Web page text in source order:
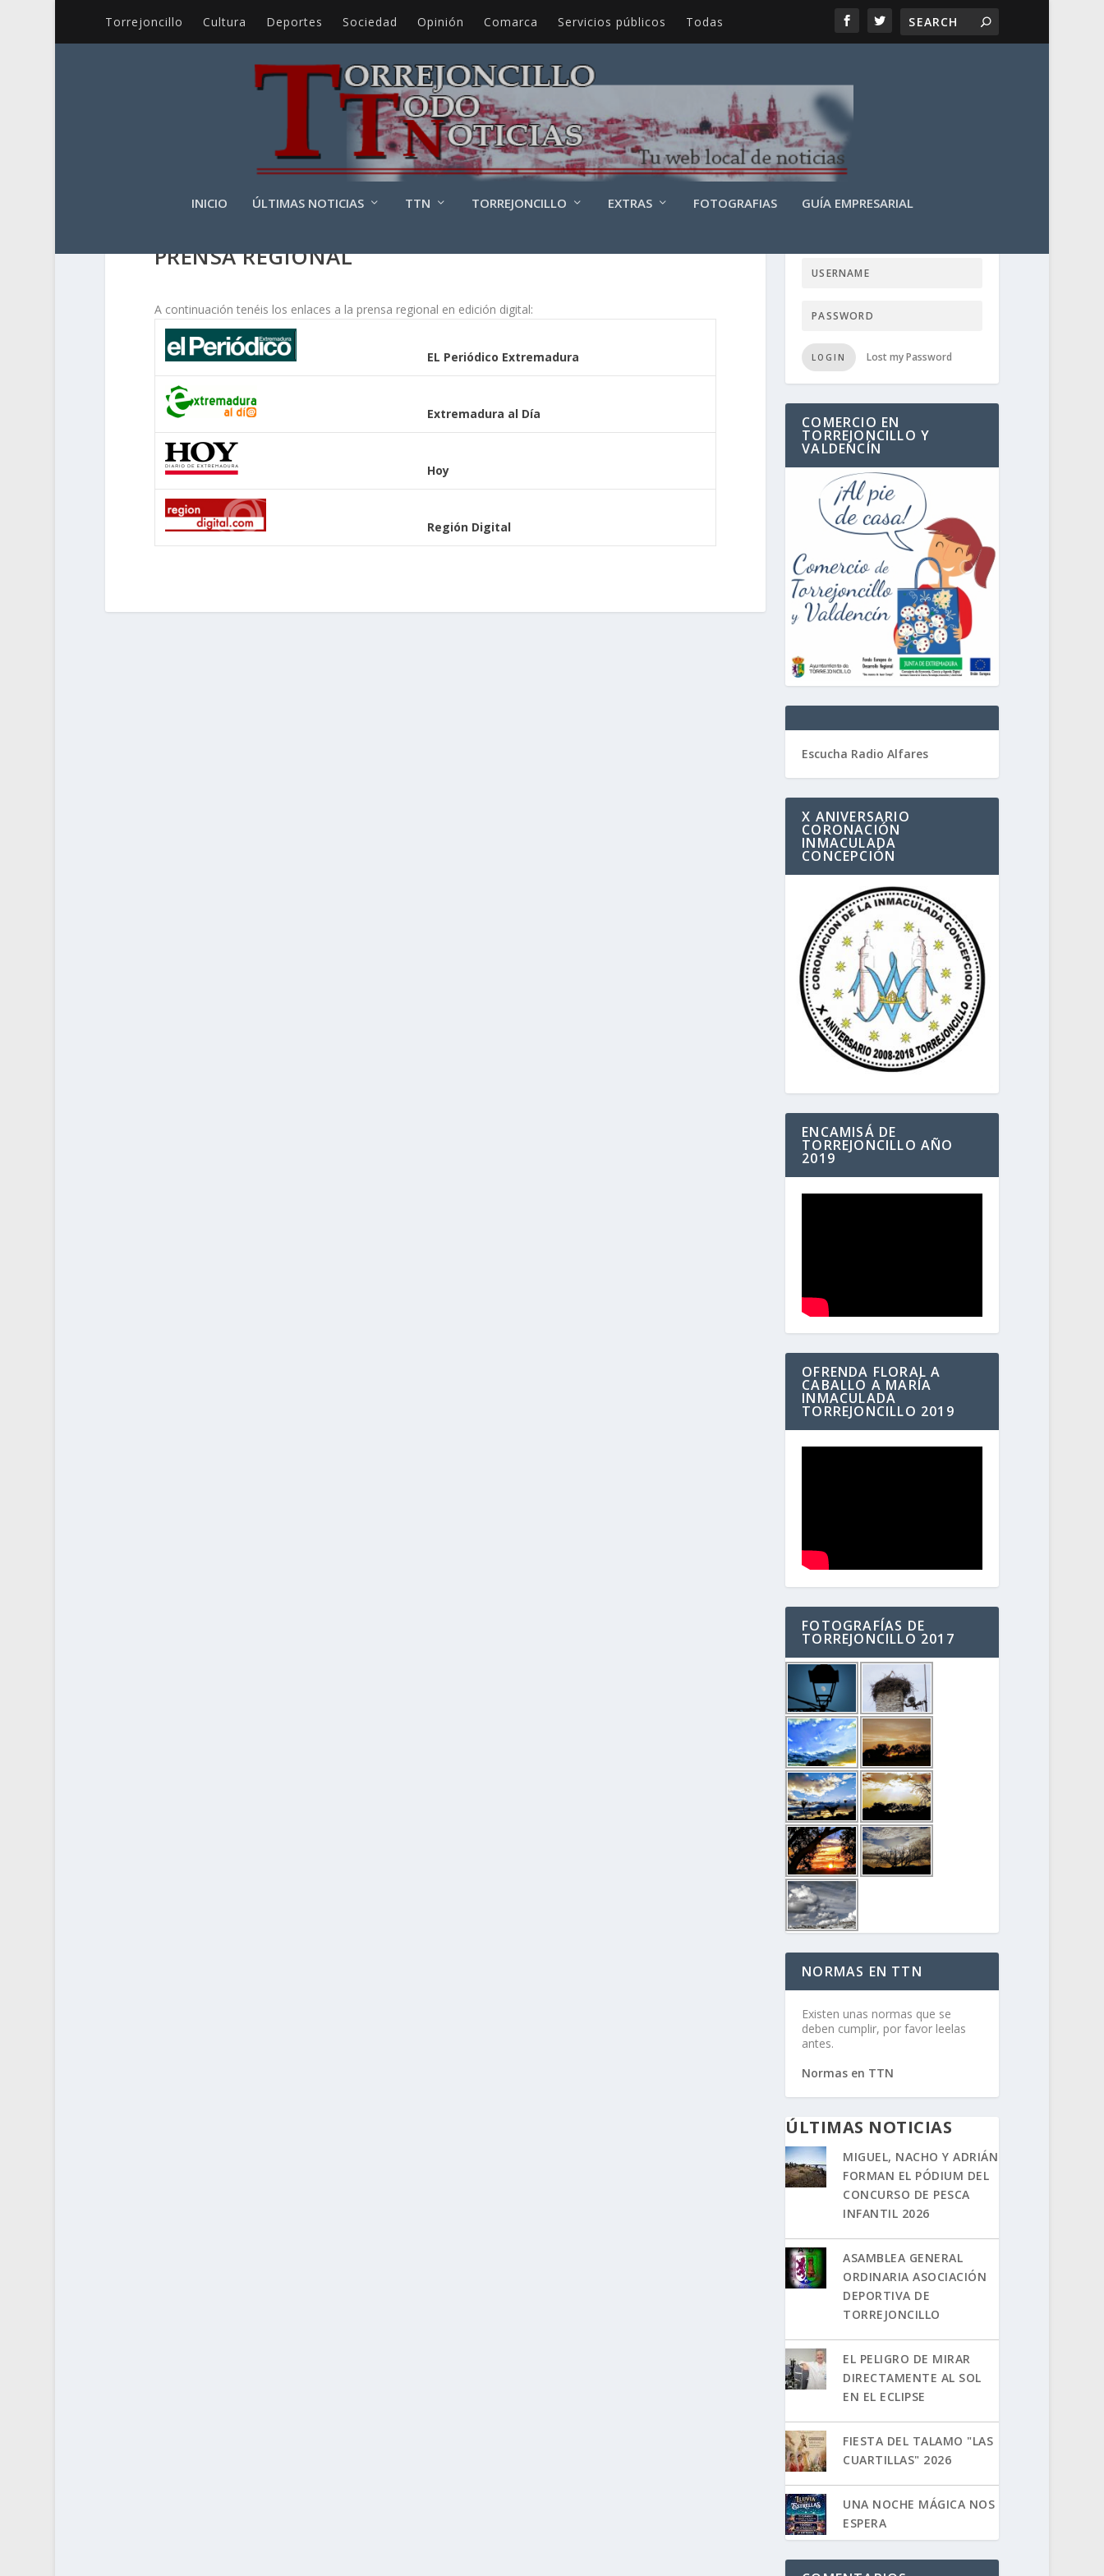
Torrejoncillo Cultura Deportes Sociedad Opinión Comarca Servicios públicos Todas
INICIO ÚLTIMAS NOTICIAS TTN TORREJONCILLO EXTRAS FOTOGRAFIAS GUÍA EMPRESARIAL
PRENSA REGIONAL
A continuación tenéis los enlaces a la prensa regional en edición digital:
EL Periódico Extremadura
Extremadura al Día
Hoy
Región Digital
LOGIN Lost my Password
COMERCIO EN
TORREJONCILLO Y
VALDENCÍN
Escucha Radio Alfares
X ANIVERSARIO
CORONACIÓN
INMACULADA
CONCEPCIÓN
ENCAMISÁ DE
TORREJONCILLO AÑO
2019
OFRENDA FLORAL A
CABALLO A MARÍA
INMACULADA
TORREJONCILLO 2019
FOTOGRAFÍAS DE
TORREJONCILLO 2017
NORMAS EN TTN
Existen unas normas que se
deben cumplir, por favor leelas
antes.
Normas en TTN
ÚLTIMAS NOTICIAS
MIGUEL, NACHO Y ADRIÁN
FORMAN EL PÓDIUM DEL
CONCURSO DE PESCA
INFANTIL 2026
ASAMBLEA GENERAL
ORDINARIA ASOCIACIÓN
DEPORTIVA DE
TORREJONCILLO
EL PELIGRO DE MIRAR
DIRECTAMENTE AL SOL
EN EL ECLIPSE
FIESTA DEL TALAMO "LAS
CUARTILLAS" 2026
UNA NOCHE MÁGICA NOS
ESPERA